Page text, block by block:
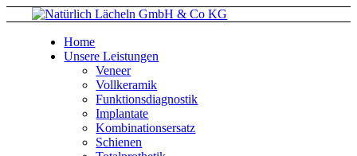
Home
Unsere Leistungen
Veneer
Vollkeramik
Funktionsdiagnostik
Implantate
Kombinationsersatz
Schienen